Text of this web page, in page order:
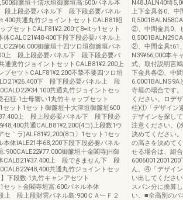
御簾垣十清水垣御簾垣高:600パネル本
段上段必要パネル下 段下段必要パネル
400共通丸竹ジョイントセットCALB81昭
プセットCALF81¥2.200て8=itッ1セット
CALC21¥48‐400下段下段必要パネル上
御簾垣十四ツロ垣御簾垣パネ
上 段上段必要パネル下 段下段必要パ
通党竹ジョイントセットCALB81¥2.200上
プセツトCALF81¥2.200不摯不要四ツロ垣
下 段下段必要パネル上 段
共通丸竹ジョイントセッ
召狂-1士母響い1丸竹キャップセット
セット1セット御簾垣十大津垣御簾垣600
上 段上段必要パネル下 段下段必
共通CALB81¥2,200(4コ)上段数1ウ
セ｀ラ)ALF81¥2,200(8コ〕1セット1セッ
本体IALE21半68,200下段下段必要パネル
:900CALE22¥77.000御簾垣十金閣寺jH御
CALB21¥37.400上 段できません下 段
共通丸竹ジョイントセッ
下段数-1丸竹キャンアセツト
セット金閣寺垣富:600パネル本体
上 段上段財雲パネル島:900ＣＡ﹂Ｆ２
N48JALN40埼
上下金具各0、
②、中間金具0、
②、中間金具t61
N39¥66,000本キ
式、取付説明言
下金具各②、中
6.0001BALNS9A
寺垣の場合です
ください。ロデ
柱)①「デザイン
デザインを探し
注意ください。(
決めてください
の高さを決めて
せる場合は、組
ん。④「デザイ
い出してくださ
スパン分に換算
い。■全高別のパ